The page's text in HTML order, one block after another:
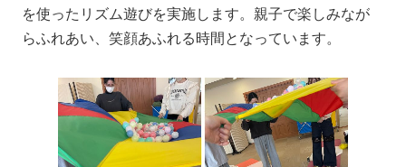
を使ったリズム遊びを実施します。親子で楽しみなが
らふれあい、笑顔あふれる時間となっています。